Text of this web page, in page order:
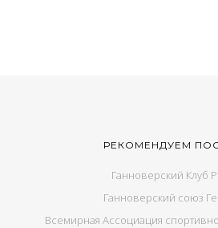
РЕКОМЕНДУЕМ
Ганноверский Клуб
Ганноверский союз
Всемирная Ассоциация